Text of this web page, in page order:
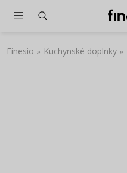
Finesio » Kuchynské doplnky »